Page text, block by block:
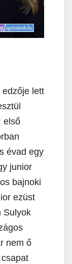
edzője lett
első
évad egy
junior
bajnoki
ezüst
Sulyok
nem ő